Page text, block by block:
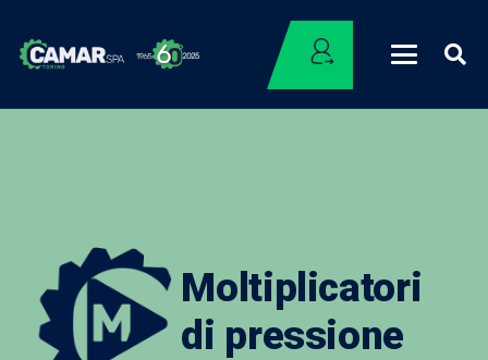
Moltiplicatori
di pressione